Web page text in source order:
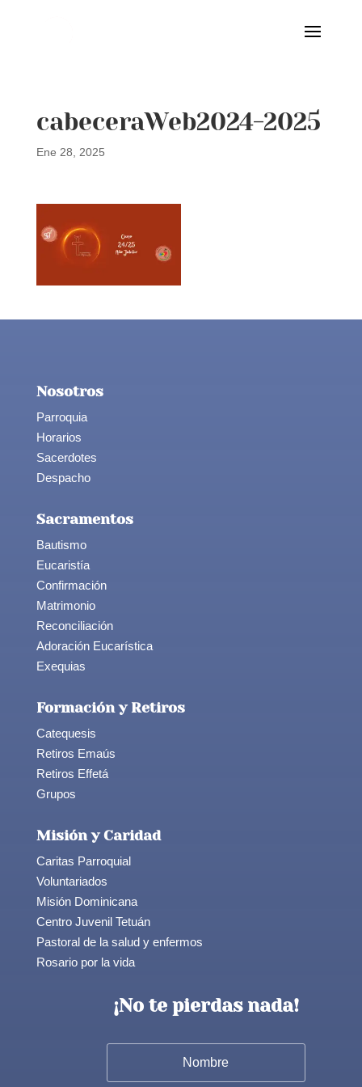
cabeceraWeb2024-2025
Ene 28, 2025
Nosotros
Parroquia
Horarios
Sacerdotes
Despacho
Sacramentos
Bautismo
Eucaristía
Confirmación
Matrimonio
Reconciliación
Adoración Eucarística
Exequias
Formación y Retiros
Catequesis
Retiros Emaús
Retiros Effetá
Grupos
Misión y Caridad
Caritas Parroquial
Voluntariados
Misión Dominicana
Centro Juvenil Tetuán
Pastoral de la salud y enfermos
Rosario por la vida
¡No te pierdas nada!